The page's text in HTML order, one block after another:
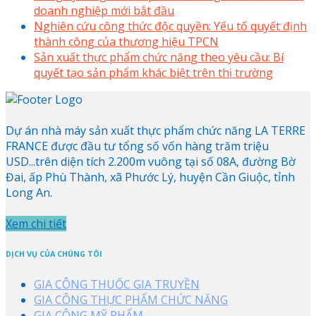
doanh nghiệp mới bắt đầu
Nghiên cứu công thức độc quyền: Yếu tố quyết định
thành công của thương hiệu TPCN
Sản xuất thực phẩm chức năng theo yêu cầu: Bí
quyết tạo sản phẩm khác biệt trên thị trường
Dự án nhà máy sản xuất thực phẩm chức năng LA TERRE
FRANCE được đầu tư tổng số vốn hàng trăm triệu
USD...trên diện tích 2.200m vuông tại số 08A, đường Bờ
Đai, ấp Phù Thành, xã Phước Lý, huyện Cần Giuộc, tỉnh
Long An.
Xem chi tiết
DỊCH VỤ CỦA CHÚNG TÔI
GIA CÔNG THUỐC GIA TRUYỀN
GIA CÔNG THỰC PHẨM CHỨC NĂNG